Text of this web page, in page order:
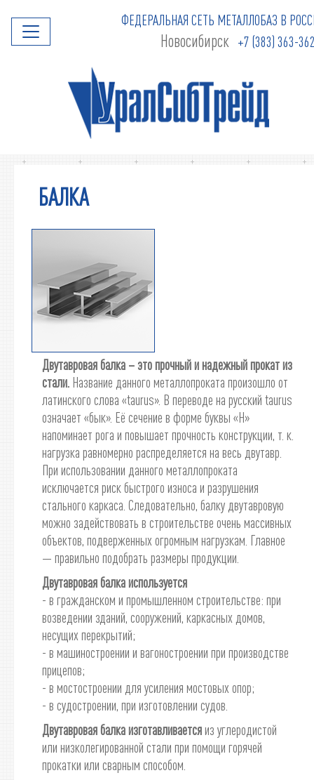
ФЕДЕРАЛЬНАЯ СЕТЬ МЕТАЛЛОБАЗ В
Новосибирск +7 (383) 363-
БАЛКА
Двутавровая балка – это прочный и надежный прокат из
стали. Название данного металлопроката произошло от
латинского слова «taurus». В переводе на русский taurus
означает «бык». Её сечение в форме буквы «Н»
напоминает рога и повышает прочность конструкции, т. к.
нагрузка равномерно распределяется на весь двутавр.
При использовании данного металлопроката
исключается риск быстрого износа и разрушения
стального каркаса. Следовательно, балку двутавровую
можно задействовать в строительстве очень массивных
объектов, подверженных огромным нагрузкам. Главное
— правильно подобрать размеры продукции.
Двутавровая балка используется
- в гражданском и промышленном строительстве: при
возведении зданий, сооружений, каркасных домов,
несущих перекрытий;
- в машиностроении и вагоностроении при производстве
прицепов;
- в мостостроении для усиления мостовых опор;
- в судостроении, при изготовлении судов.
Двутавровая балка изготавливаетсяиз углеродистой
или низколегированной стали при помощи горячей
прокатки или сварным способом.